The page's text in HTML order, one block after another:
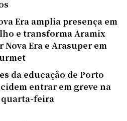
Era amplia presença em
e transforma Aramix
Nova Era e Arasuper em
da educação de Porto
entrar em greve na
feira